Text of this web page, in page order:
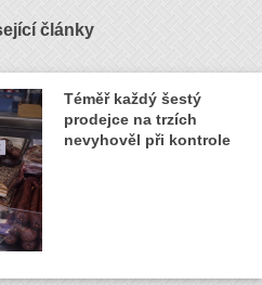
články
Téměř každý šestý
prodejce na trzích
nevyhověl při kontrole